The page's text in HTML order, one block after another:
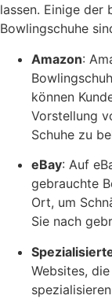
lassen. Einige der
Bowlingschuhe
Amazon:
können
Vorstellung
Schuhe zu
eBay: Auf
gebrauchte
Ort, um
Sie nach
Websites,